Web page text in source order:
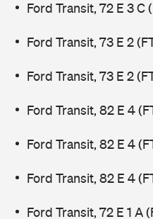
Ford Transit, 72 E 3 C
Ford Transit, 73 E 2
Ford Transit, 73 E 2
Ford Transit, 82 E 4
Ford Transit, 82 E 4
Ford Transit, 82 E 4
Ford Transit, 72 E 1 A